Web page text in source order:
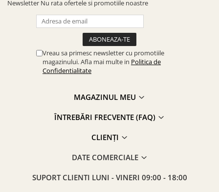
Newsletter Nu rata ofertele si promotiile noastre
Vreau sa primesc newsletter cu promotiile
magazinului. Afla mai multe in Politica de
Confidentialitate
MAGAZINUL MEU
ÎNTREBĂRI FRECVENTE (FAQ)
CLIENȚI
DATE COMERCIALE
SUPORT CLIENTI LUNI - VINERI 09:00 - 18:00